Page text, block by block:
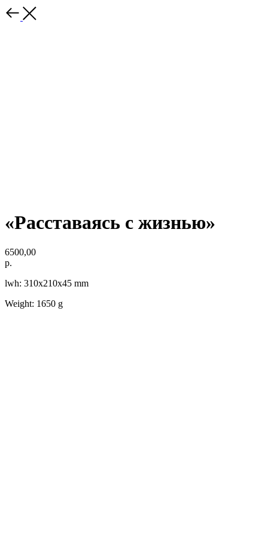
«Расставаясь с жизнью»
6500,00
р.
lwh: 310x210x45 mm
Weight: 1650 g